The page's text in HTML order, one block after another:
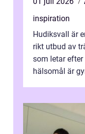
inspiration
Hudiksvall är
rikt utbud av
som letar
hälsomål är